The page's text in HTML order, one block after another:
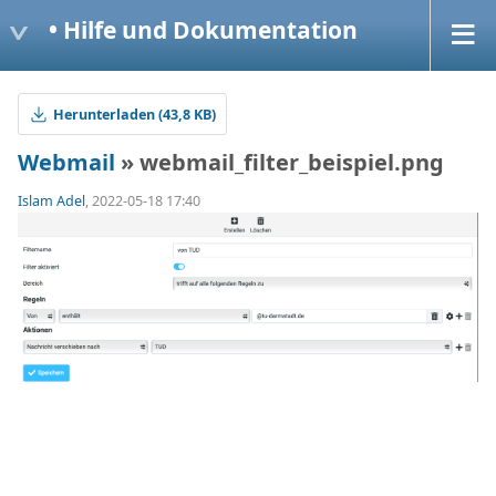
• Hilfe und Dokumentation
Herunterladen (43,8 KB)
Webmail » webmail_filter_beispiel.png
Islam Adel, 2022-05-18 17:40